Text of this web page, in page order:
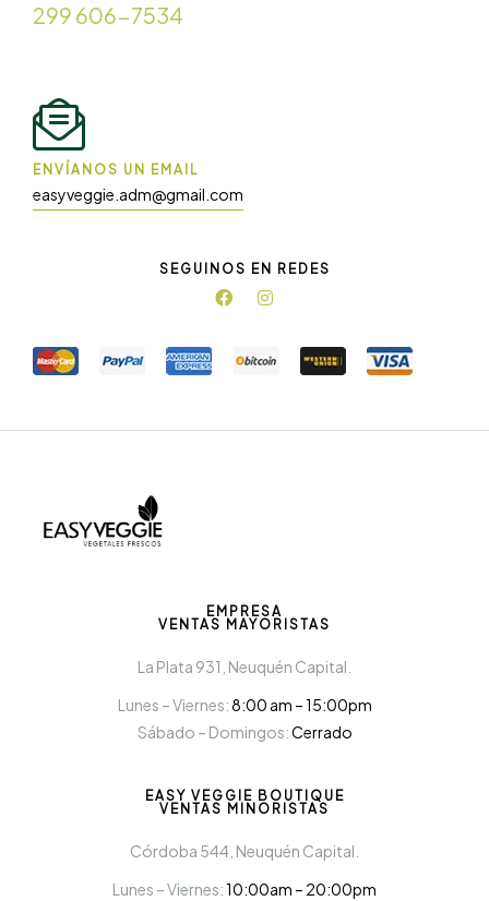
299 606-7534
ENVÍANOS UN EMAIL
easyveggie.adm@gmail.com
SEGUINOS EN REDES
EMPRESA
VENTAS MAYORISTAS
La Plata 931, Neuquén Capital.
Lunes – Viernes:8:00 am – 15:00pm
Sábado – Domingos:Cerrado
EASY VEGGIE BOUTIQUE
VENTAS MINORISTAS
Córdoba 544, Neuquén Capital.
Lunes – Viernes:10:00am – 20:00pm